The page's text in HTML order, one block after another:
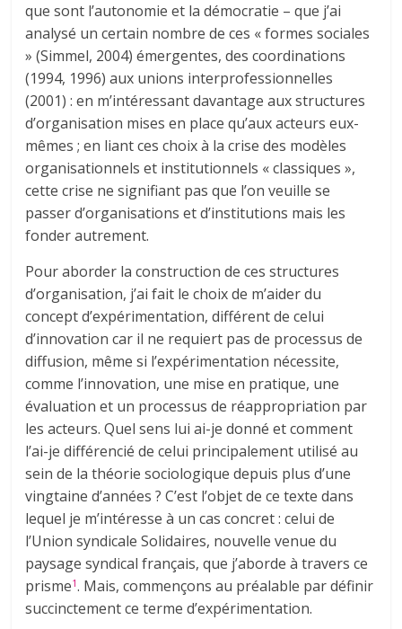
que sont l’autonomie et la démocratie – que j’ai
analysé un certain nombre de ces « formes sociales
» (Simmel, 2004) émergentes, des coordinations
(1994, 1996) aux unions interprofessionnelles
(2001) : en m’intéressant davantage aux structures
d’organisation mises en place qu’aux acteurs eux-
mêmes ; en liant ces choix à la crise des modèles
organisationnels et institutionnels « classiques »,
cette crise ne signifiant pas que l’on veuille se
passer d’organisations et d’institutions mais les
fonder autrement.
Pour aborder la construction de ces structures
d’organisation, j’ai fait le choix de m’aider du
concept d’expérimentation, différent de celui
d’innovation car il ne requiert pas de processus de
diffusion, même si l’expérimentation nécessite,
comme l’innovation, une mise en pratique, une
évaluation et un processus de réappropriation par
les acteurs. Quel sens lui ai-je donné et comment
l’ai-je différencié de celui principalement utilisé au
sein de la théorie sociologique depuis plus d’une
vingtaine d’années ? C’est l’objet de ce texte dans
lequel je m’intéresse à un cas concret : celui de
l’Union syndicale Solidaires, nouvelle venue du
paysage syndical français, que j’aborde à travers ce
prisme1. Mais, commençons au préalable par définir
succinctement ce terme d’expérimentation.